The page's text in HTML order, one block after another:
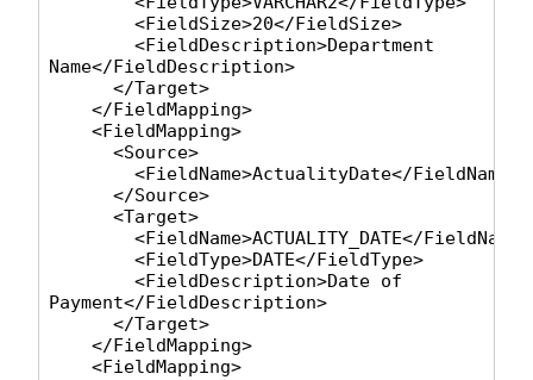
<FieldSize>20</FieldSize>
<FieldDescription>Department
Name</FieldDescription>
</Target>
</FieldMapping>
<FieldMapping>
<Source>
<FieldName>ActualityDate</FieldName>
</Source>
<Target>
<FieldName>ACTUALITY_DATE</FieldName>
<FieldType>DATE</FieldType>
<FieldDescription>Date of
Payment</FieldDescription>
</Target>
</FieldMapping>
<FieldMapping>